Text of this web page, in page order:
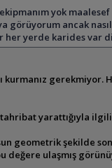
yok maalesef
görüyorum ancak
her yerde karides
kurmanız
yarattığıyla
geometrik şekilde
değere ulaşmış